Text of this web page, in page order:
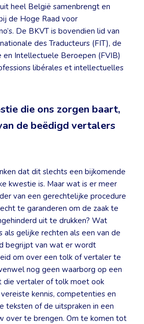
heel België samenbrengt en
de Hoge Raad voor
De BKVT is bovendien lid van
des Traducteurs (FIT), de
en Intellectuele Beroepen (FVIB)
libérales et intellectuelles
die ons zorgen baart,
de beëdigd vertalers
dat dit slechts een bijkomende
kwestie is. Maar wat is er meer
van een gerechtelijke procedure
te garanderen om de zaak te
uit te drukken? Wat
als gelijke rechten als een van de
begrijpt van wat er wordt
om over een tolk of vertaler te
nog geen waarborg op een
die vertaler of tolk moet ook
kennis, competenties en
teksten of de uitspraken in een
over te brengen. Om te komen tot